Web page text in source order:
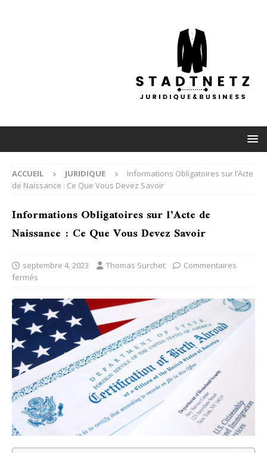
ACCUEIL JURIDIQUE
Informations Obligatoires sur l’Acte
de Naissance : Ce Que Vous Devez Savoir
Informations Obligatoires sur l’Acte de
Naissance : Ce Que Vous Devez Savoir
septembre 4, 2023 Thomas Surchet
Commentaires
fermés